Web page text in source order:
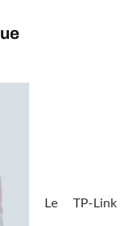
Le TP-Link